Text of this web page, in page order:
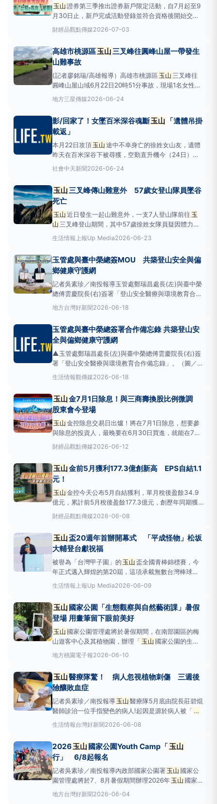
玉山證券第三季推出證券新戶限定活動，自7月起至9
月30日止，新戶完成活動登錄並符合資格後開始交
易，即有機會抽中冰島來回機票及「饗AJoy」餐券。
玉山
證券「台股e指存」數位服務，提供ETF與股票定
A+行動下單」APP、「玉山E-Trad
財經品觀點傳媒2026-07-03
高雄市桃源區玉山三叉峰往圓峰山屋一帶發生
山難事故
(記者廖銘瑞/高雄報導）高雄市桃源區 玉山 三叉峰往
圓峰山屋山域6月22日20時51分事故，現場1名女性民
眾失聯，消防局出動4名搜救人員，配合玉管處等搜救
人員前往救援。空勤直升機協助吊掛許女下山。（圖／
機協助吊掛患者(女性、約57歲、明
地方三星傳媒2026-06-24
影/回家了！女墜百米深谷魂斷玉山
「遺體吊掛
載返」
本月22日攻頂玉山途中不幸身亡的徐姓女山友，遺體
昨天在百米深谷下被尋獲，空勤直升機今（24日）上
午也緊急出動，把握天候良好的黃金時間成功將遺體吊
掛上機運下山。徐姓女山友不幸身亡。（圖／南投原民
名山友一起朝三叉峰的方向要攻頂，途中體力不支，跟
大夥兒說她
社會中天新聞2026-06-24
玉山三叉峰傳山難意外 57歲女登山隊員墜谷
死亡
玉山近日發生一起山難意外，一支7人登山隊前往 玉
山 三叉峰登山期間，其中57歲徐姓女隊員疑因體力不
支，向同伴告知要先行回到圓峰山屋，未料當同伴完成
攻頂返回山屋時，發現徐女未回山屋後，立即報案求
谷地發現徐女，但因傷勢過重明顯死亡。搜救人員今
（23日）前往救
生活情報 上報Up Media2026-06-23
玉管處與臺中榮總簽MOU 共築登山安全與偏
鄉健康守護網
記者吳素珍／南投報導玉管處鄭瑞昌處長(左)與臺中榮
總傅雲慶院長(右)簽署「登山安全醫療與環境教育合作
備忘錄」。為呼應國家永續發展政策及聯合國永續發展
目標(SDGs)，內政部國家公園署
登山安全醫療與環境教育合作備忘錄」簽署儀式，由玉
管
地方台灣好新聞2026-06-18
玉管處與臺中榮總簽署合作備忘錄 共築登山安
全與偏鄉健康守護網
▲玉管處鄭瑞昌處長(左)與臺中榮總傅雲慶院長(右)簽
署「登山安全醫療與環境教育合作備忘錄」。（圖／玉
管處提供）（觀傳媒中彰投新聞）【記者石振賢／南投
報導】為呼應國家永續發展政策及聯合國永續發展目標
於6月18日下午與臺中榮民總醫
生活情報觀傳媒2026-06-18
玉山金7月1日除息！與三商壽換股比例微調
股東會今登場
玉山金控除息交易日出爐！將在7月1日除息，想要參
與除息的投資人，最晚要在6月30日買進，就能在7月
27日領錢。另外，
案，也將調整換股比例，三商美邦人壽每1股普通股換
玉山金今天召開股東會，總經理陳茂
財經品觀點傳媒2026-06-12
玉山金前5月獲利177.3億創新高 EPS自結1.1
元！
玉山金控今天公布5月自結獲利，單月稅後盈餘34.9
億元，累計前5月稅後盈餘177.3億元，創歷年同期獲
利最高，較去年同期增加25.26%，每股盈餘(EPS)為
1.1元。主要子公司
玉山創投10.8
財經品觀點傳媒2026-06-08
玉山盃20週年首辦開幕式 「平成怪物」松坂
大輔登台獻祝福
被譽為「台灣甲子園」的 玉山盃全國青棒錦標賽，今
年正式邁入輝煌的第20屆，這項承載無數台灣棒球選
手夢想的頂級青棒賽事，將於6月11日至6月20日在新
北市三重、新莊與桃園市平鎮棒球場登場，為慶祝20
甲子園冠軍、美日職棒傳奇球星、「平成怪物」松坂大
輔為賽事
生活情報 上報Up Media2026-06-09
玉山 國家公園「生態觀察與自然藝術課」暑假
登場 用畫筆留下眼前美好
玉山 國家公園管理處將於暑假期間，在南部園區的梅
山遊客中心及其植物園，辦理「 玉山 國家公園的生態
觀察與自然藝術課」。圖：玉管處提供
管理處將於暑假期間，在南部園區的梅山遊客中心及其
課」。活動時間是7月18與19
地方桃園電子報2026-06-10
玉山醫療隊驚！ 病人忽視植物刺傷 三週後
險釀敗血症
記者吳素珍／南投報導玉山醫療隊5月底由院長莊碧焜
醫師診治一位手指變色的病人!起因是源於病人被「 玉
山
薊」刺到手指!（圖/竹山秀傳醫院提供）高山美景暗
藏危機，看似不起眼的植物扎傷，竟差點釀成敗血症截
邊環境時，右手食指不慎被台灣千元鈔票上的明星植物
「玉山 薊
生活情報台灣好新聞2026-06-08
2026玉山 國家公園Youth Camp「玉山
行」 6/8起報名
記者吳素珍／南投報導內政部國家公園署玉山 國家公
園管理處將於7、8月暑假期間辦理2026年玉山 國家公
園YouthCamp「
間為115年6月8日8:00起至6月19日18:00止，請上玉
地方台灣好新聞2026-06-04